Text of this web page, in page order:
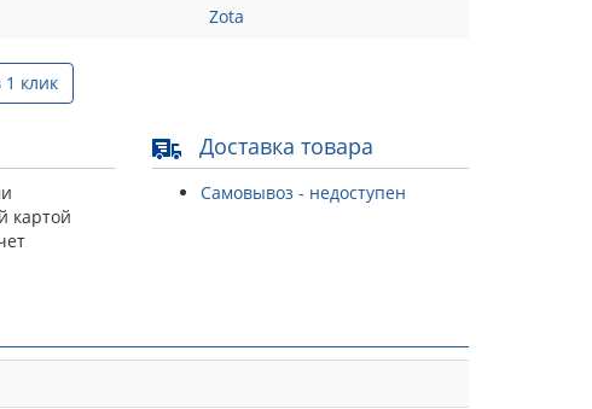
Zota
1 клик
картой
Доставка товара
Самовывоз - недоступен